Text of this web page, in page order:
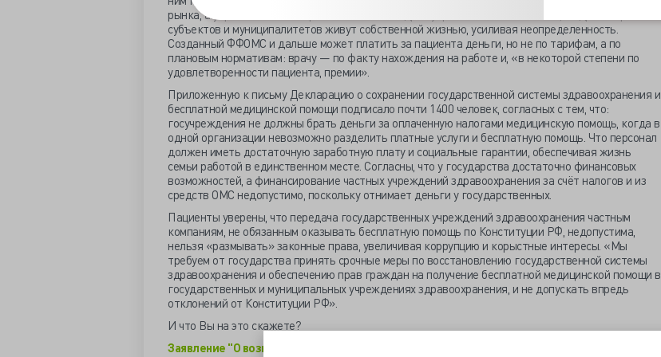
рынка, а управленческой вертикали нет: Минздрав управляет «своими ФГУ», а здравоохранения
субъектов и муниципалитетов живут собственной жизнью, усиливая неопределенность.
Созданный ФФОМС и дальше может платить за пациента деньги, но не по тарифам, а по
плановым нормативам: врачу — по факту нахождения на работе и, «в некоторой степени по
удовлетворенности пациента, премии».
Приложенную к письму Декларацию о сохранении государственной системы здравоохранения и
бесплатной медицинской помощи подписало почти 1400 человек, согласных с тем, что:
госучреждения не должны брать деньги за оплаченную налогами медицинскую помощь, когда в
одной организации невозможно разделить платные услуги и бесплатную помощь. Что персонал
должен иметь достаточную заработную плату и социальные гарантии, обеспечивая жизнь
семьи работой в единственном месте. Согласны, что у государства достаточно финансовых
возможностей, а финансирование частных учреждений здравоохранения за счёт налогов и из
средств ОМС недопустимо, поскольку отнимает деньги у государственных.
Пациенты уверены, что передача государственных учреждений здравоохранения частным
компаниям, не обязанным оказывать бесплатную помощь по Конституции РФ, недопустима,
нельзя «размывать» законные права, увеличивая коррупцию и корыстные интересы. «Мы
требуем от государства принять срочные меры по восстановлению государственной системы
здравоохранения и обеспечению прав граждан на получение бесплатной медицинской помощи в
государственных и муниципальных учреждениях здравоохранения, и не допускать впредь
отклонений от Конституции РФ».
И что Вы на это скажете?
Заявление "О возвращении национальной модели здравоохранения" (ligap.ru)